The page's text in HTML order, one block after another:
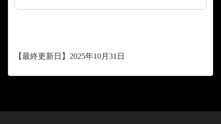
【最終更新日】2025年10月31日